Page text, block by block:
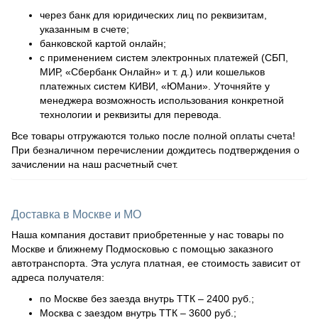
через банк для юридических лиц по реквизитам,
указанным в счете;
банковской картой онлайн;
с применением систем электронных платежей (СБП,
МИР, «Сбербанк Онлайн» и т. д.) или кошельков
платежных систем КИВИ, «ЮМани». Уточняйте у
менеджера возможность использования конкретной
технологии и реквизиты для перевода.
Все товары отгружаются только после полной оплаты счета!
При безналичном перечислении дождитесь подтверждения о
зачислении на наш расчетный счет.
Доставка в Москве и МО
Наша компания доставит приобретенные у нас товары по
Москве и ближнему Подмосковью с помощью заказного
автотранспорта. Эта услуга платная, ее стоимость зависит от
адреса получателя:
по Москве без заезда внутрь ТТК – 2400 руб.;
Москва с заездом внутрь ТТК – 3600 руб.;